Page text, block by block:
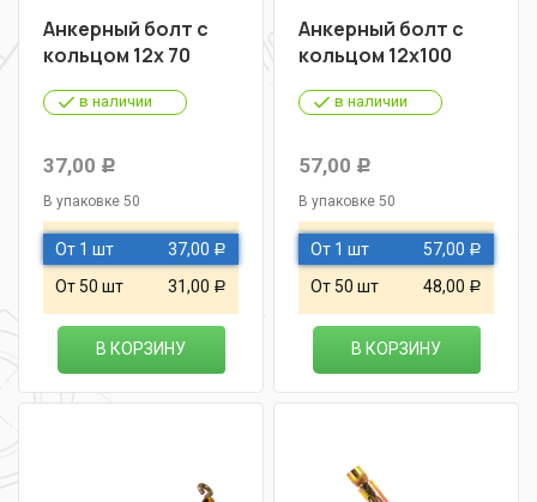
Анкерный болт с
кольцом 12х 70
в наличии
37,00 Р
В упаковке 50
От 1 шт 37,00 Р
От 50 шт 31,00 Р
В КОРЗИНУ
Анкерный болт с
кольцом 12х100
в наличии
57,00 Р
В упаковке 50
От 1 шт 57,00 Р
От 50 шт 48,00 Р
В КОРЗИНУ